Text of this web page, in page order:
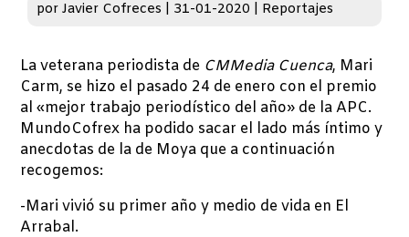
porJavier Cofreces 31-01-2020 Reportajes
La veterana periodista de CMMedia Cuenca, Mari
Carm, se hizo el pasado 24 de enero con el premio
al «mejor trabajo periodístico del año» de la APC.
MundoCofrex ha podido sacar el lado más íntimo y
anecdotas de la de Moya que a continuación
recogemos:
-Mari vivió su primer año y medio de vida en El
Arrabal.